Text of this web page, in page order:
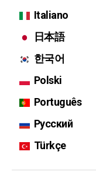
Italiano
日本語
한국어
Polski
Português
Русский
Türkçe